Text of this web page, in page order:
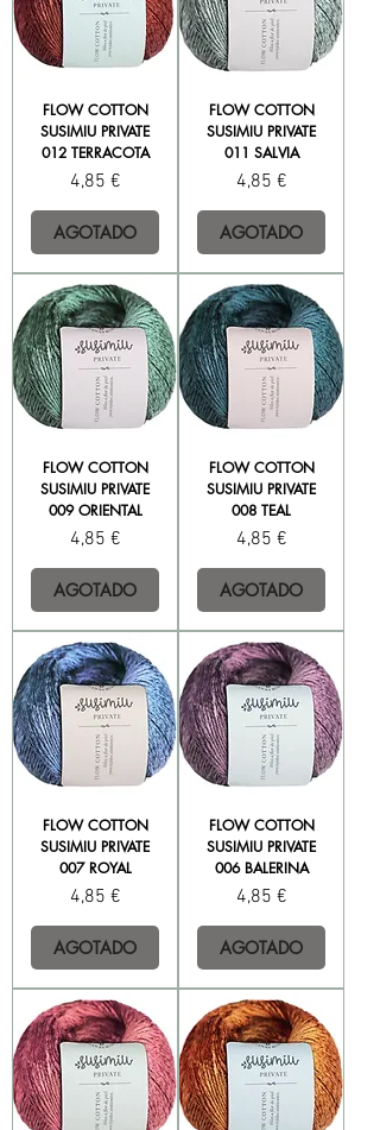
FLOW COTTON
SUSIMIU PRIVATE
012 TERRACOTA
Precio
4,85 €
AGOTADO
FLOW COTTON
SUSIMIU PRIVATE
011 SALVIA
Precio
4,85 €
AGOTADO
FLOW COTTON
SUSIMIU PRIVATE
009 ORIENTAL
Precio
4,85 €
AGOTADO
FLOW COTTON
SUSIMIU PRIVATE
008 TEAL
Precio
4,85 €
AGOTADO
FLOW COTTON
SUSIMIU PRIVATE
007 ROYAL
Precio
4,85 €
AGOTADO
FLOW COTTON
SUSIMIU PRIVATE
006 BALERINA
Precio
4,85 €
AGOTADO